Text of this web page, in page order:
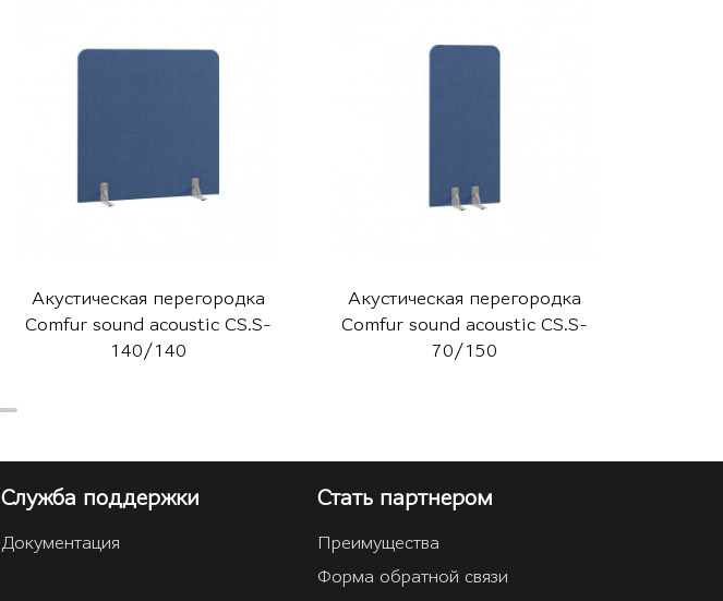
Акустическая перегородка
Comfur sound acoustic CS.S-
140/140
Акустическая перегородка
Comfur sound acoustic CS.S-
70/150
Служба поддержки
Документация
Стать партнером
Преимущества
Форма обратной связи